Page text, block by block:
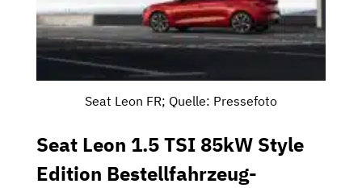
Seat Leon FR; Quelle: Pressefoto
Seat Leon 1.5 TSI 85kW Style
Edition Bestellfahrzeug-